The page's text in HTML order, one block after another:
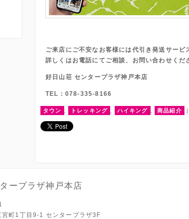
ご来店にご不安なお客様には代引き発送サービ
詳しくはお電話にてご相談、お問い合わせく
好日山荘 センタープラザ神戸本店
TEL：078-335-8166
タウン トレッキング ハイキング 商品紹介 |
ープラザ神戸本店
宮町1丁目9-1 センタープラザ3F